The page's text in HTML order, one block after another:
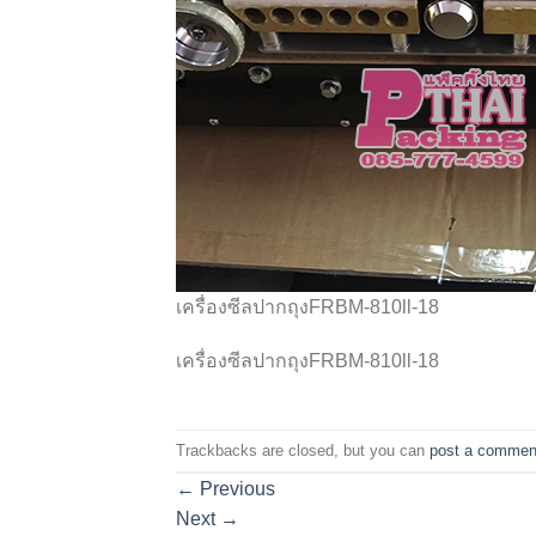
เครื่องซีลปากถุงFRBM-810ll-18
เครื่องซีลปากถุงFRBM-810ll-18
Trackbacks are closed, but you can post a
← Previous
Next →